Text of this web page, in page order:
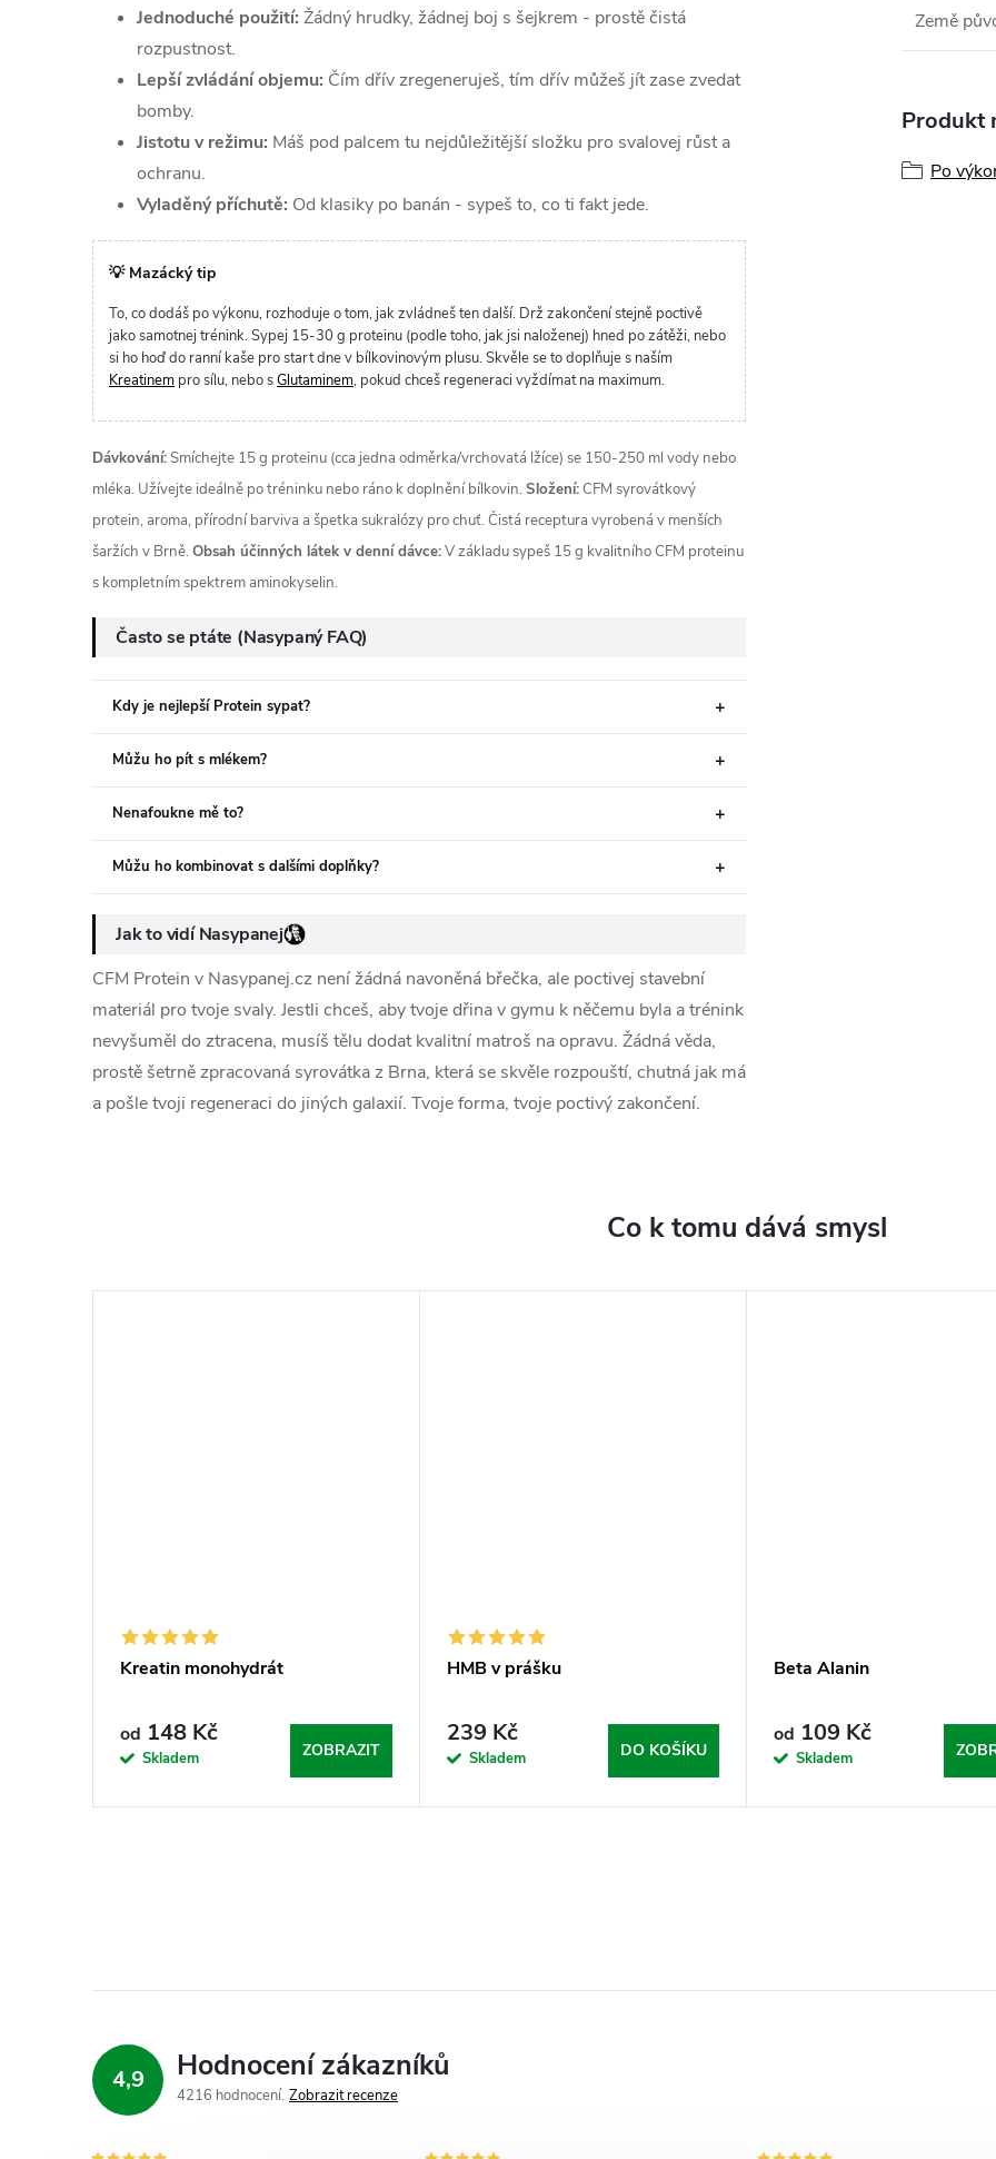
Jednoduché použití: Žádný hrudky, žádnej boj s šejkrem - prostě čistá
rozpustnost.
Lepší zvládání objemu: Čím dřív zregeneruješ, tím dřív můžeš jít zase zvedat
bomby.
Jistotu v režimu: Máš pod palcem tu nejdůležitější složku pro svalovej růst a
ochranu.
Vyladěný příchutě: Od klasiky po banán - sypeš to, co ti fakt jede.
💡 Mazácký tip
To, co dodáš po výkonu, rozhoduje o tom, jak zvládneš ten další. Drž zakončení stejně poctivě
jako samotnej trénink. Sypej 15-30 g proteinu (podle toho, jak jsi naloženej) hned po zátěži, nebo
si ho hoď do ranní kaše pro start dne v bílkovinovým plusu. Skvěle se to doplňuje s naším
Kreatinem pro sílu, nebo sGlutaminem, pokud chceš regeneraci vyždímat na maximum.
Dávkování:Smíchejte 15 g proteinu (cca jedna odměrka/vrchovatá lžíce) se 150-250 ml vody nebo
mléka. Užívejte ideálně po tréninku nebo ráno k doplnění bílkovin.Složení: CFM syrovátkový
protein, aroma, přírodní barviva a špetka sukralózy pro chuť. Čistá receptura vyrobená v menších
šaržích v Brně.Obsah účinných látek v denní dávce:V základu sypeš 15 g kvalitního CFM proteinu
s kompletním spektrem aminokyselin.
Často se ptáte (Nasypaný FAQ)
Kdy je nejlepší Protein sypat?
Můžu ho pít s mlékem?
Nenafoukne mě to?
Můžu ho kombinovat s dalšími doplňky?
Jak to vidí Nasypanej
CFM Protein v Nasypanej.cz není žádná navoněná břečka, ale poctivej stavební
materiál pro tvoje svaly. Jestli chceš, aby tvoje dřina v gymu k něčemu byla a trénink
nevyšuměl do ztracena, musíš tělu dodat kvalitní matroš na opravu. Žádná věda,
prostě šetrně zpracovaná syrovátka z Brna, která se skvěle rozpouští, chutná jak má
a pošle tvoji regeneraci do jiných galaxií. Tvoje forma, tvoje poctivý zakončení.
Země
Produkt
Po
Co k tomu dává smysl
Kreatin monohydrát
od 148 Kč
Skladem ZOBRAZIT
HMB v prášku
239 Kč
Skladem DO KOŠÍKU
Beta Alanin
od 109 Kč
Skladem
4,9 Hodnocení zákazníků
4216 hodnocení Zobrazit recenze